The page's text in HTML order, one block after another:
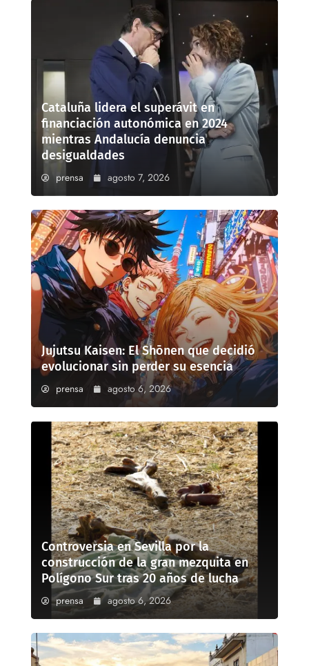
Cataluña lidera el superávit en
financiación autonómica en 2024
mientras Andalucía denuncia
desigualdades
prensa agosto 7, 2026
Jujutsu Kaisen: El Shōnen que decidió
evolucionar sin perder su esencia
prensa agosto 6, 2026
Controversia en Sevilla por la
construcción de la gran mezquita en
Polígono Sur tras 20 años de lucha
prensa agosto 6, 2026